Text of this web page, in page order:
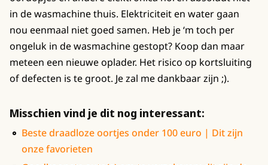
in de wasmachine thuis. Elektriciteit en water gaan
nou eenmaal niet goed samen. Heb je ‘m toch per
ongeluk in de wasmachine gestopt? Koop dan maar
meteen een nieuwe oplader. Het risico op kortsluiting
of defecten is te groot. Je zal me dankbaar zijn ;).
Misschien vind je dit nog interessant:
Beste draadloze oortjes onder 100 euro | Dit zijn
onze favorieten